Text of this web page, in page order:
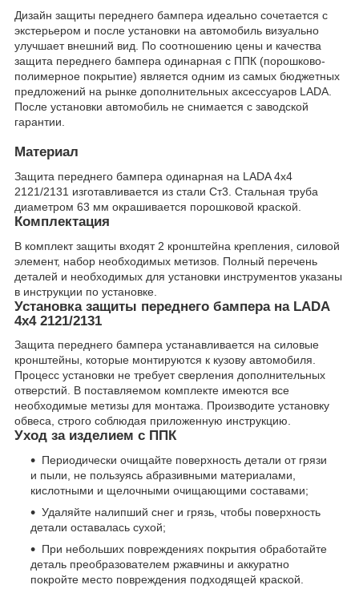
Дизайн защиты переднего бампера идеально сочетается с
экстерьером и после установки на автомобиль визуально
улучшает внешний вид. По соотношению цены и качества
защита переднего бампера одинарная с ППК (порошково-
полимерное покрытие) является одним из самых бюджетных
предложений на рынке дополнительных аксессуаров LADA.
После установки автомобиль не снимается с заводской
гарантии.
Материал
Защита переднего бампера одинарная на LADA 4х4
2121/2131 изготавливается из стали Ст3. Стальная труба
диаметром 63 мм окрашивается порошковой краской.
Комплектация
В комплект защиты входят 2 кронштейна крепления, силовой
элемент, набор необходимых метизов. Полный перечень
деталей и необходимых для установки инструментов указаны
в инструкции по установке.
Установка защиты переднего бампера на LADA
4х4 2121/2131
Защита переднего бампера устанавливается на силовые
кронштейны, которые монтируются к кузову автомобиля.
Процесс установки не требует сверления дополнительных
отверстий. В поставляемом комплекте имеются все
необходимые метизы для монтажа. Производите установку
обвеса, строго соблюдая приложенную инструкцию.
Уход за изделием с ППК
Периодически очищайте поверхность детали от грязи
и пыли, не пользуясь абразивными материалами,
кислотными и щелочными очищающими составами;
Удаляйте налипший снег и грязь, чтобы поверхность
детали оставалась сухой;
При небольших повреждениях покрытия обработайте
деталь преобразователем ржавчины и аккуратно
покройте место повреждения подходящей краской.